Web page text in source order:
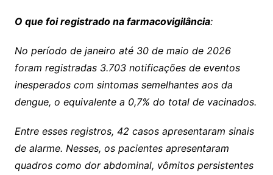
O que foi registrado na farmacovigilância:
No período de janeiro até 30 de maio de 2026
foram registradas 3.703 notificações de eventos
inesperados com sintomas semelhantes aos da
dengue, o equivalente a 0,7% do total de vacinados.
Entre esses registros, 42 casos apresentaram sinais
de alarme. Nesses, os pacientes apresentaram
quadros como dor abdominal, vômitos persistentes